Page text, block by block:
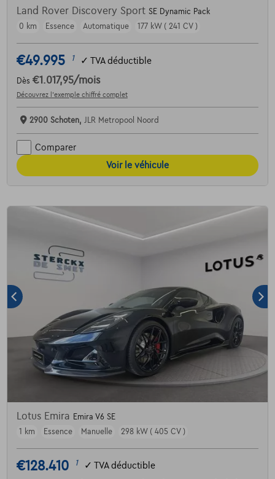
Land Rover Discovery Sport SE Dynamic Pack
0 km
Essence Automatique 177 kW ( 241 CV )
€49.995 1 ✓ TVA déductible
Dès €1.017,95/mois
Découvrez l’exemple chiffré complet
2900 Schoten, JLR Metropool Noord
Comparer
Voir le véhicule
Lotus Emira Emira V6 SE
1 km
Essence Manuelle 298 kW ( 405 CV )
€128.410 1 ✓ TVA déductible